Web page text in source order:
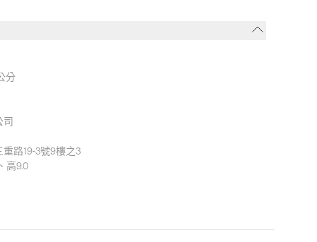
分
司
路19-3號9樓之3
高9.0